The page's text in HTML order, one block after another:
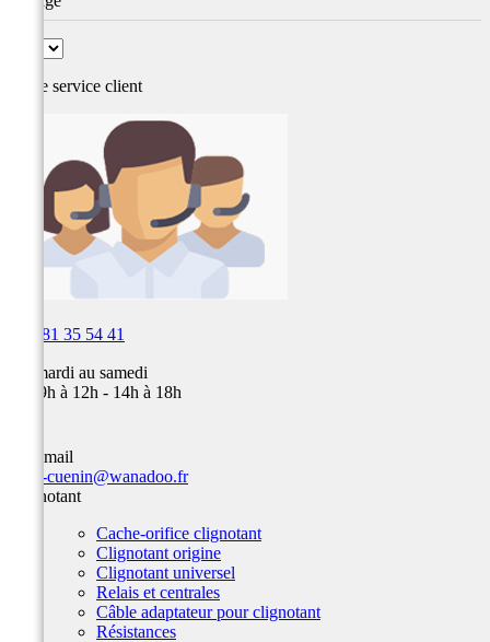
Notre service client
03 81 35 54 41
Du mardi au samedi
de 09h à 12h - 14h à 18h
Par email
team-cuenin@wanadoo.fr
Clignotant
Cache-orifice clignotant
Clignotant origine
Clignotant universel
Relais et centrales
Câble adaptateur pour clignotant
Résistances